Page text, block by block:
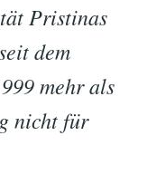
Pristinas
dem
mehr als
nicht für